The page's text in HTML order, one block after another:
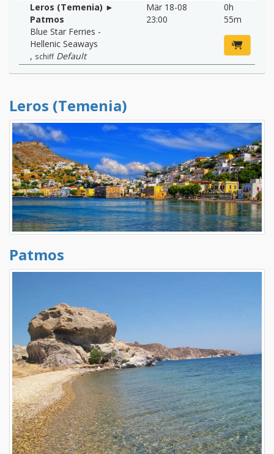
Leros (Temenia) ►
Patmos
Blue Star Ferries -
Hellenic Seaways
, schiff Default
Mär 18-08
23:00
0h
55m
Leros (Temenia)
Patmos